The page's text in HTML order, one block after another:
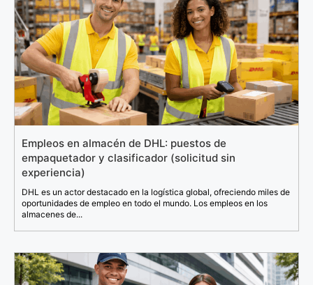
Empleos en almacén de DHL: puestos de
empaquetador y clasificador (solicitud sin
experiencia)
DHL es un actor destacado en la logística global, ofreciendo miles de
oportunidades de empleo en todo el mundo. Los empleos en los
almacenes de...